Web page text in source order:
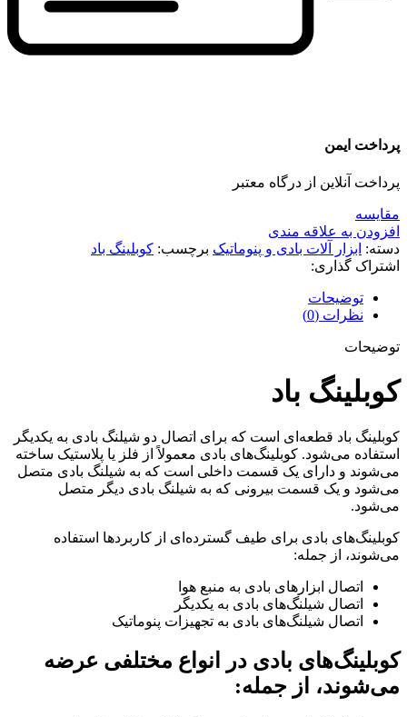
پرداخت ایمن
پرداخت آنلاین از درگاه معتبر
مقايسه
افزودن به علاقه مندی
دسته: ابزار آلات بادی و پنوماتیک برچسب: کوبلینگ باد
اشتراک گذاری:
توضیحات
نظرات (0)
توضیحات
کوبلینگ باد
کوبلینگ باد قطعه‌ای است که برای اتصال دو شیلنگ بادی به یکدیگر
استفاده می‌شود. کوبلینگ‌های بادی معمولاً از فلز یا پلاستیک ساخته
می‌شوند و دارای یک قسمت داخلی است که به شیلنگ بادی متصل
می‌شود و یک قسمت بیرونی که به شیلنگ بادی دیگر متصل
می‌شود.
کوبلینگ‌های بادی برای طیف گسترده‌ای از کاربردها استفاده
می‌شوند، از جمله:
اتصال ابزارهای بادی به منبع هوا
اتصال شیلنگ‌های بادی به یکدیگر
اتصال شیلنگ‌های بادی به تجهیزات پنوماتیک
کوبلینگ‌های بادی در انواع مختلفی عرضه
می‌شوند، از جمله: